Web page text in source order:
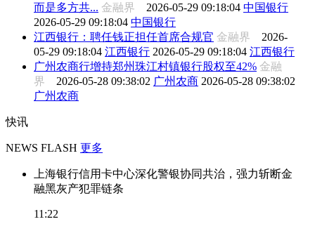
而是多方共... 金融界 2026-05-29 09:18:04 中国银行
2026-05-29 09:18:04 中国银行
江西银行：聘任钱正担任首席合规官 金融界 2026-
05-29 09:18:04 江西银行 2026-05-29 09:18:04 江西银行
广州农商行增持郑州珠江村镇银行股权至42% 金融
界 2026-05-28 09:38:02 广州农商 2026-05-28 09:38:02
广州农商
快讯
NEWS FLASH 更多
上海银行信用卡中心深化警银协同共治，强力斩断金
融黑灰产犯罪链条
11:22